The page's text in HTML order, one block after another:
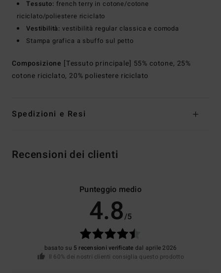
Tessuto: french terry in cotone/cotone
riciclato/poliestere riciclato
Vestibilità: vestibilità regular classica e comoda
Stampa grafica a sbuffo sul petto
Composizione [Tessuto principale] 55% cotone, 25%
cotone riciclato, 20% poliestere riciclato
Spedizioni e Resi
Recensioni dei clienti
Punteggio medio
4.8/5
basato su 5 recensioni verificate dal aprile 2026
Il 60% dei nostri clienti consiglia questo prodotto